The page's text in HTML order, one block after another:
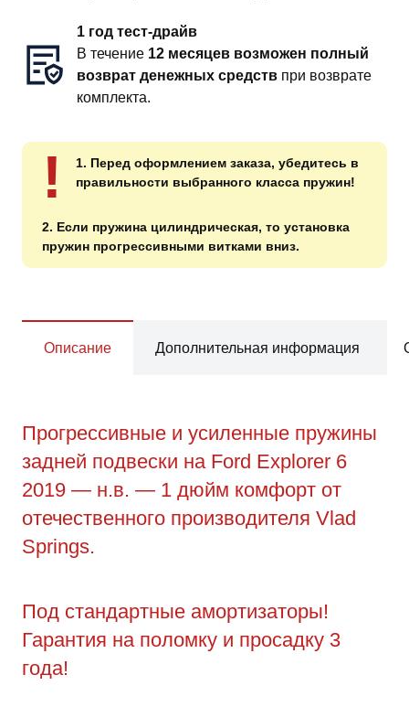
1 год тест-драйв
В течение 12 месяцев возможен полный
возврат денежных средств при возврате
комплекта.
!
1. Перед оформлением заказа, убедитесь в
правильности выбранного класса пружин!
2. Если пружина цилиндрическая, то установка
пружин прогрессивными витками вниз.
Описание Дополнительная информация
Прогрессивные и усиленные пружины
задней подвески на Ford Explorer 6
2019 — н.в. — 1 дюйм комфорт от
отечественного производителя Vlad
Springs.
Под стандартные амортизаторы!
Гарантия на поломку и просадку 3
года!